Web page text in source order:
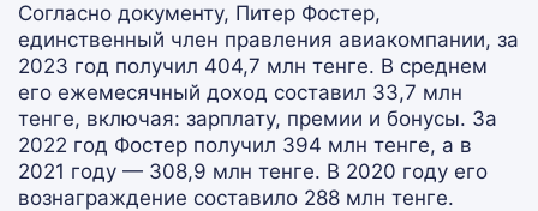
Согласно документу, Питер Фостер,
единственный член правления авиакомпании, за
2023 год получил 404,7 млн тенге. В среднем
его ежемесячный доход составил 33,7 млн
тенге, включая: зарплату, премии и бонусы. За
2022 год Фостер получил 394 млн тенге, а в
2021 году — 308,9 млн тенге. В 2020 году его
вознаграждение составило 288 млн тенге.